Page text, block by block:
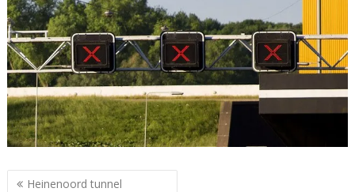
Berichtnavigatie
Heinenoord tunnel